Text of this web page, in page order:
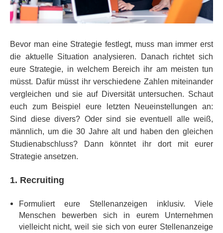
Bevor man eine Strategie festlegt, muss man immer erst
die aktuelle Situation analysieren. Danach richtet sich
eure Strategie, in welchem Bereich ihr am meisten tun
müsst. Dafür müsst ihr verschiedene Zahlen miteinander
vergleichen und sie auf Diversität untersuchen. Schaut
euch zum Beispiel eure letzten Neueinstellungen an:
Sind diese divers? Oder sind sie eventuell alle weiß,
männlich, um die 30 Jahre alt und haben den gleichen
Studienabschluss? Dann könntet ihr dort mit eurer
Strategie ansetzen.
1. Recruiting
Formuliert eure Stellenanzeigen inklusiv. Viele
Menschen bewerben sich in eurem Unternehmen
vielleicht nicht, weil sie sich von eurer Stellenanzeige